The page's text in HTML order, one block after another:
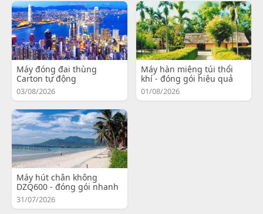
Máy đóng đai thùng
Carton tự động
03/08/2026
Máy hàn miệng túi thổi
khí - đóng gói hiệu quả
01/08/2026
Máy hút chân không
DZQ600 - đóng gói nhanh
31/07/2026